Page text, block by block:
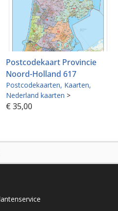
Postcodekaart Provincie
Noord-Holland 617
Postcodekaarten Kaarten
Nederland kaarten >
€ 35,00